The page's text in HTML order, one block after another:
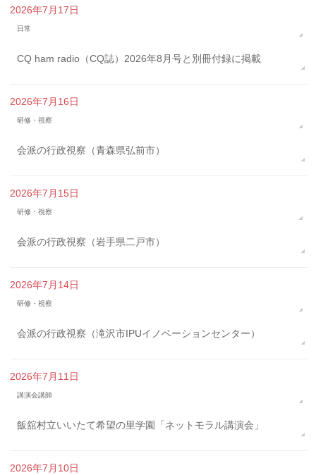
2026年7月17日
日常
CQ ham radio（CQ誌）2026年8月号と別冊付録に掲載
2026年7月16日
研修・視察
会派の行政視察（青森県弘前市）
2026年7月15日
研修・視察
会派の行政視察（岩手県二戸市）
2026年7月14日
研修・視察
会派の行政視察（滝沢市IPUイノベーションセンター）
2026年7月11日
講演会講師
飯舘村立いいたて希望の里学園「ネットモラル講演会」
2026年7月10日